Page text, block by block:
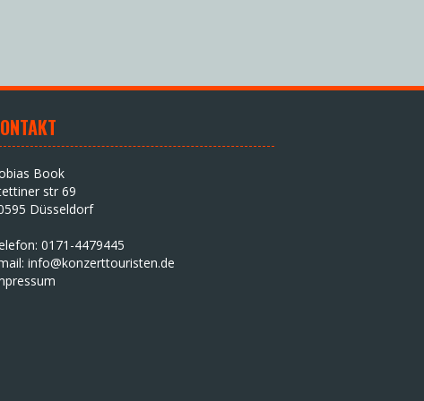
Book
str 69
Düsseldorf
0171-4479445
info@konzerttouristen.de